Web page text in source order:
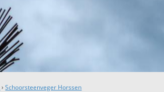
›Schoorsteenveger Horssen